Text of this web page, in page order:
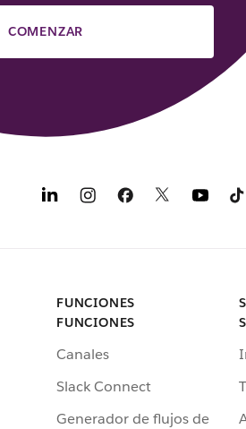
COMENZAR
FUNCIONES
FUNCIONES
Canales
Slack Connect
Generador de flujos de